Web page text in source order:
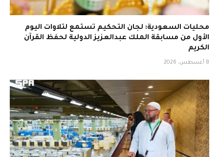
محليات السعودية: لجان التحكيم تستمع لتلاوات اليوم
الأول من مسابقة الملك عبدالعزيز الدولية لحفظ القرآن
الكريم
8 أغسطس، 2026